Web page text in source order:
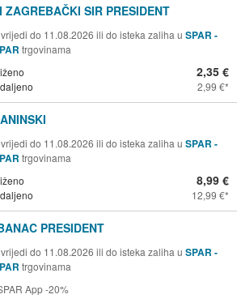
ZAGREBAČKI SIR PRESIDENT
do 11.08.2026 ili do isteka zaliha u SPAR -
trgovinama
2,35 €
2,99 €
do 11.08.2026 ili do isteka zaliha u SPAR -
trgovinama
8,99 €
12,99 €
PRESIDENT
do 11.08.2026 ili do isteka zaliha u SPAR -
trgovinama
App -20%